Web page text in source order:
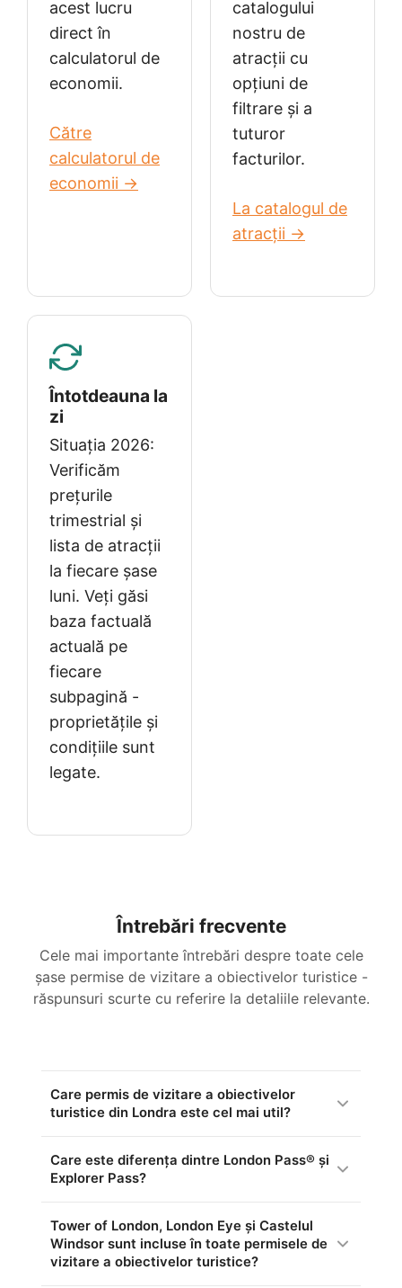
acest lucru
direct în
calculatorul de
economii.
Către
calculatorul de
economii →
catalogului
nostru de
atracții cu
opțiuni de
filtrare și a
tuturor
facturilor.
La catalogul de
atracții →
Întotdeauna la
zi
Situația 2026:
Verificăm
prețurile
trimestrial și
lista de atracții
la fiecare șase
luni. Veți găsi
baza factuală
actuală pe
fiecare
subpagină -
proprietățile și
condițiile sunt
legate.
Întrebări frecvente
Cele mai importante întrebări despre toate cele
șase permise de vizitare a obiectivelor turistice -
răspunsuri scurte cu referire la detaliile relevante.
Care permis de vizitare a obiectivelor
turistice din Londra este cel mai util?
Care este diferența dintre London Pass® și
Explorer Pass?
Tower of London, London Eye și Castelul
Windsor sunt incluse în toate permisele de
vizitare a obiectivelor turistice?